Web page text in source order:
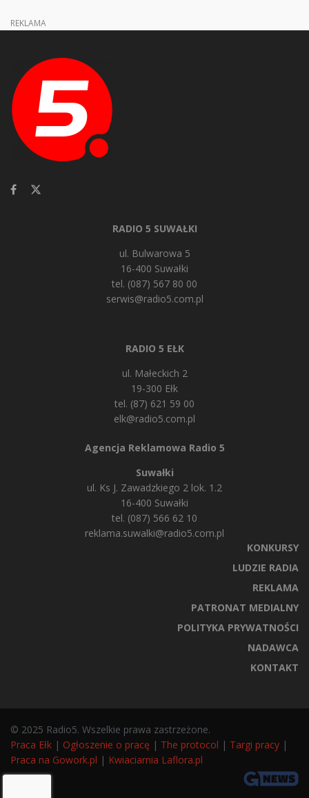
REKLAMA
RADIO 5 SUWAŁKI
ul. Bulwarowa 5
16-400 Suwałki
tel. (087) 567 80 00
serwis@radio5.com.pl
RADIO 5 EŁK
ul. Małeckich 2
19-300 Ełk
tel. (87) 621 59 00
elk@radio5.com.pl
Agencja Reklamowa Radio 5
Suwałki
ul. Ks J. Zawadzkiego 2 lok. 1.2
16-400 Suwałki
tel. (087) 566 62 10
reklama.suwalki@radio5.com.pl
KONKURSY
LUDZIE RADIA
REKLAMA
PATRONAT MEDIALNY
POLITYKA PRYWATNOŚCI
NADAWCA
KONTAKT
© 2025 Radio5. Wszelkie prawa zastrzeżone.
Praca Ełk | Ogłoszenie o pracę | The protocol | Targi pracy |
Praca na Gowork.pl | Kwiaciarnia Laflora.pl